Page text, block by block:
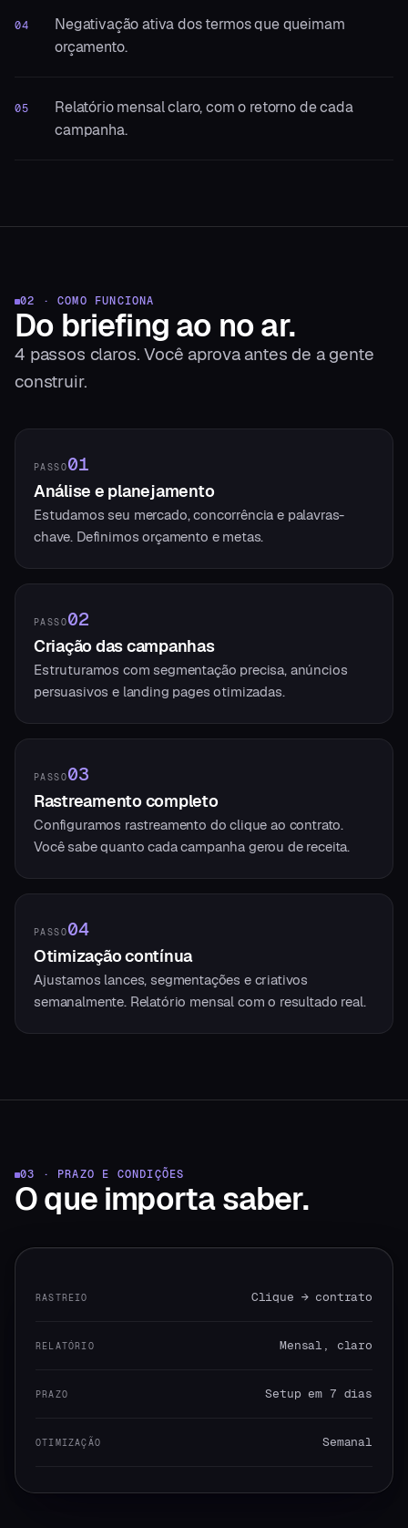
04
Negativação ativa dos termos que queimam
orçamento.
05
Relatório mensal claro, com o retorno de cada
campanha.
02 · COMO FUNCIONA
Do briefing ao no ar.
4 passos claros. Você aprova antes de a gente
construir.
PASSO01
Análise e planejamento
Estudamos seu mercado, concorrência e palavras-
chave. Definimos orçamento e metas.
PASSO02
Criação das campanhas
Estruturamos com segmentação precisa, anúncios
persuasivos e landing pages otimizadas.
PASSO03
Rastreamento completo
Configuramos rastreamento do clique ao contrato.
Você sabe quanto cada campanha gerou de receita.
PASSO04
Otimização contínua
Ajustamos lances, segmentações e criativos
semanalmente. Relatório mensal com o resultado real.
03 · PRAZO E CONDIÇÕES
O que importa saber.
RASTREIO Clique → contrato
RELATÓRIO Mensal, claro
PRAZO Setup em 7 dias
OTIMIZAÇÃO Semanal